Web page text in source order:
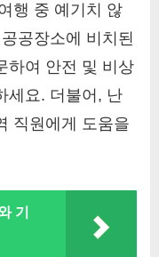
행 중 예기치 않
공장소에 비치된
하여 안전 및 비상
세요. 더불어, 난
직원에게 도움을
기